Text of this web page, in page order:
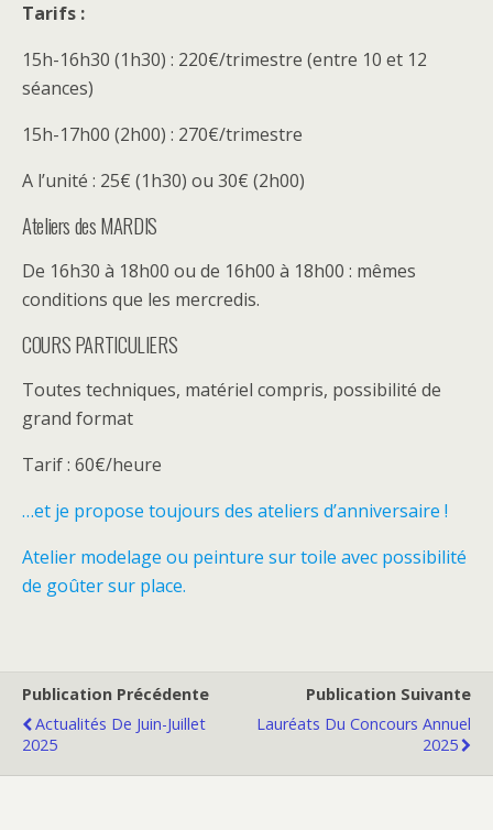
Tarifs :
15h-16h30 (1h30) : 220€/trimestre (entre 10 et 12
séances)
15h-17h00 (2h00) : 270€/trimestre
A l’unité : 25€ (1h30) ou 30€ (2h00)
Ateliers des MARDIS
De 16h30 à 18h00 ou de 16h00 à 18h00 : mêmes
conditions que les mercredis.
COURS PARTICULIERS
Toutes techniques, matériel compris, possibilité de
grand format
Tarif : 60€/heure
…et je propose toujours des ateliers d’anniversaire !
Atelier modelage ou peinture sur toile avec possibilité
de goûter sur place.
Publication Précédente
Actualités De Juin-Juillet
2025
Publication Suivante
Lauréats Du Concours Annuel
2025